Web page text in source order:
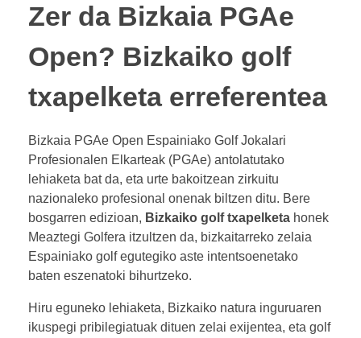
Zer da Bizkaia PGAe
Open? Bizkaiko golf
txapelketa erreferentea
Bizkaia PGAe Open Espainiako Golf Jokalari
Profesionalen Elkarteak (PGAe) antolatutako
lehiaketa bat da, eta urte bakoitzean zirkuitu
nazionaleko profesional onenak biltzen ditu. Bere
bosgarren edizioan, Bizkaiko golf txapelketa honek
Meaztegi Golfera itzultzen da, bizkaitarreko zelaia
Espainiako golf egutegiko aste intentsoenetako
baten eszenatoki bihurtzeko.
Hiru eguneko lehiaketa, Bizkaiko natura inguruaren
ikuspegi pribilegiatuak dituen zelai exijentea, eta golf